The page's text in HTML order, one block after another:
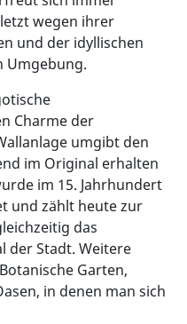
wegen ihrer
und der idyllischen
Umgebung.
Charme der
umgibt den
im Original erhalten
im 15. Jahrhundert
und zählt heute zur
das
der Stadt. Weitere
Garten,
in denen man sich